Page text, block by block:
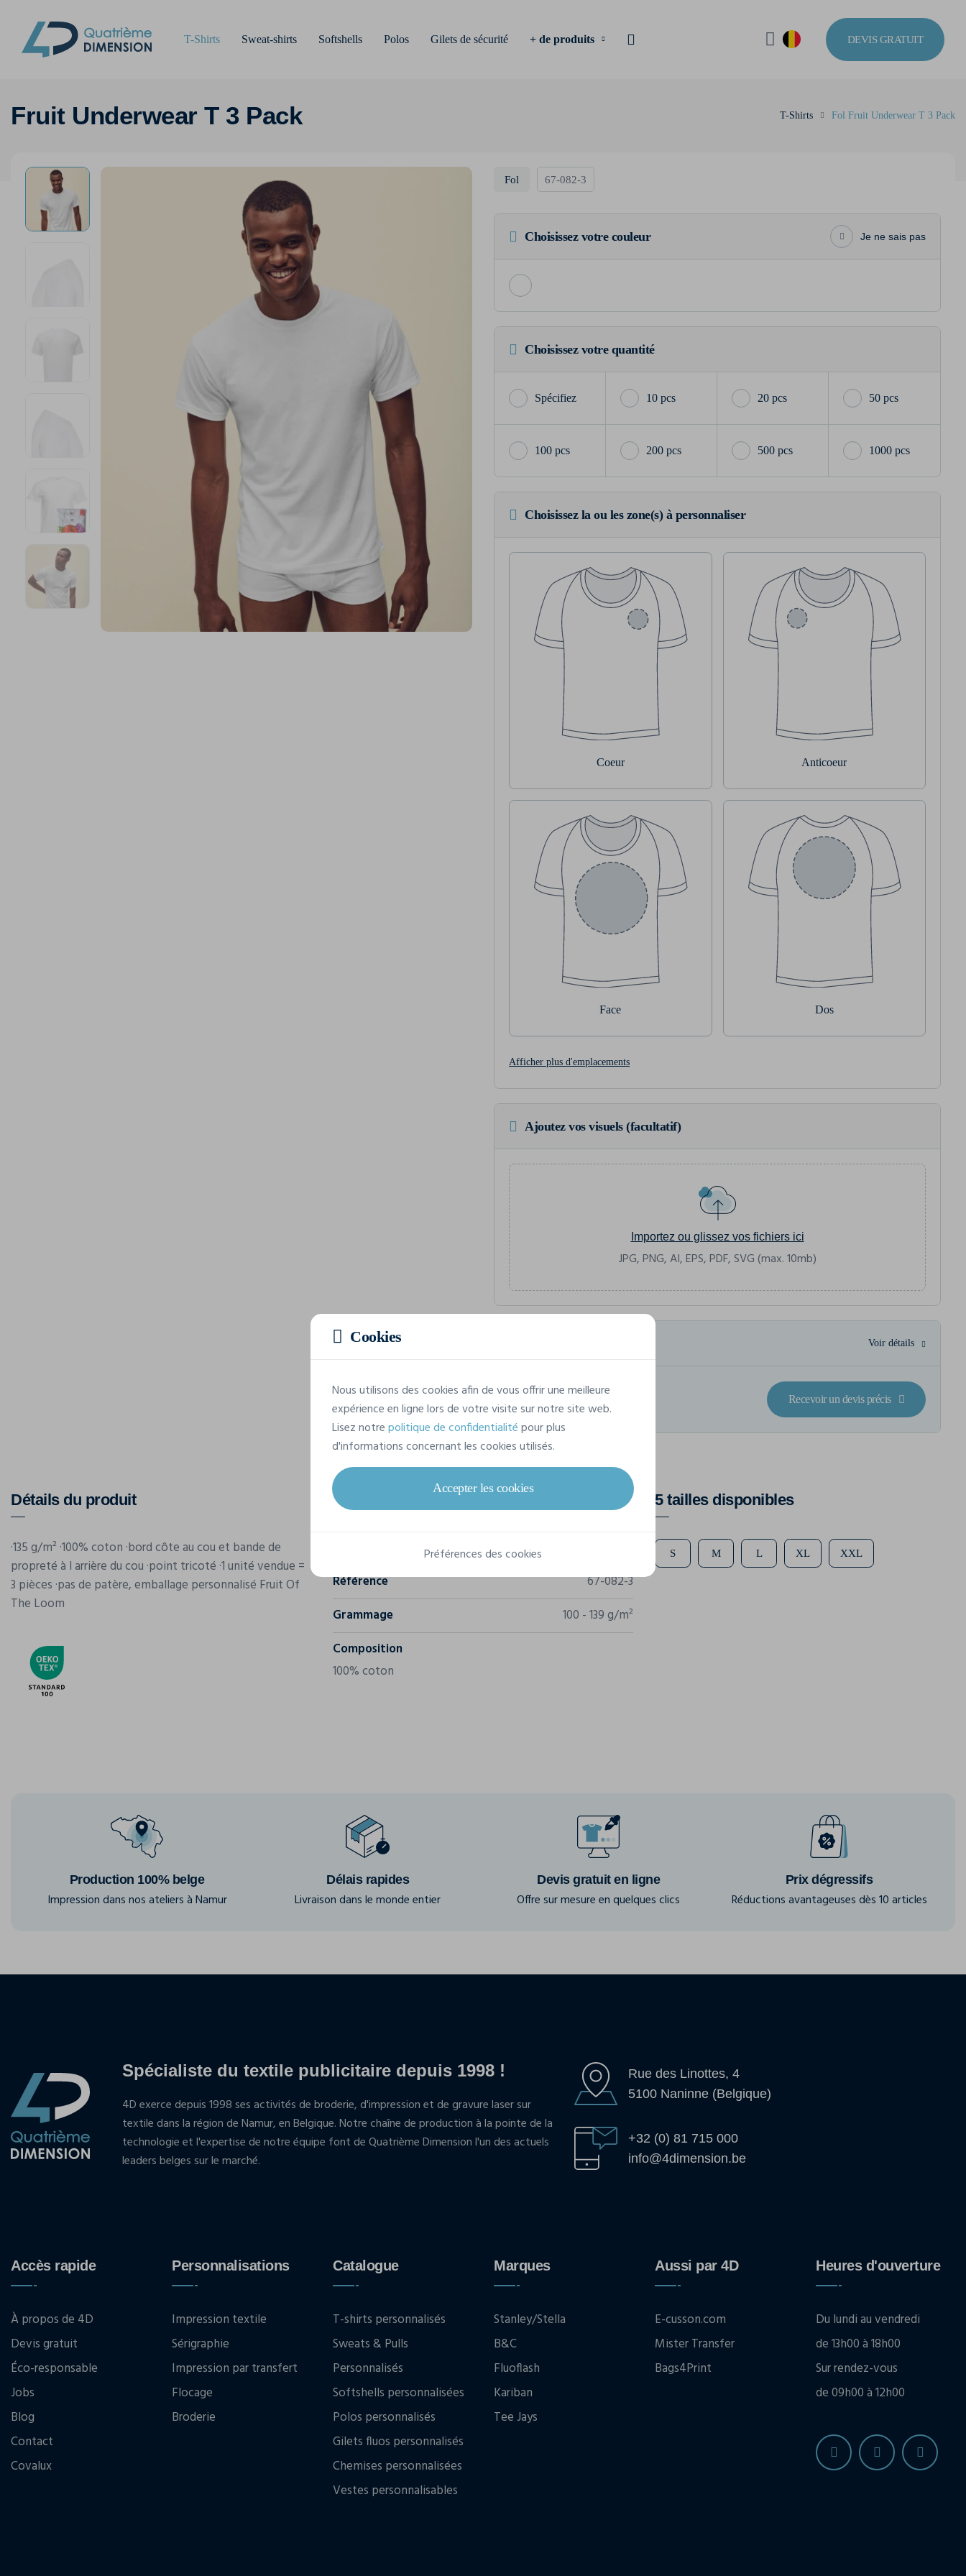
T-Shirts Sweat-shirts Softshells Polos Gilets de sécurité + de produits DEVIS GRATUIT
Fruit Underwear T 3 Pack T-Shirts Fol Fruit Underwear T 3 Pack
Fol 67-082-3
Choisissez votre couleur Je ne sais pas
Choisissez votre quantité
10 pcs 20 pcs 50 pcs
100 pcs 200 pcs 500 pcs 1000 pcs
Choisissez la ou les zone(s) à personnaliser
Coeur Anticoeur
Face Dos
Afficher plus d'emplacements
Ajoutez vos visuels (facultatif)
Importez ou glissez vos fichiers ici
JPG, PNG, AI, EPS, PDF, SVG (max. 10mb)
Voir détails
10,38 € TTC /pièce
Soit un total de 103,82 € TTC
Recevoir un devis précis
Détails du produit
·135 g/m² ·100% coton ·bord côte au cou et bande de
propreté à l arrière du cou ·point tricoté ·1 unité vendue =
3 pièces ·pas de patère, emballage personnalisé Fruit Of
The Loom
Caractéristiques
Référence
67-082-3
Grammage
100 - 139 g/m²
Composition
100% coton
5 tailles disponibles
S M L XL XXL
Production 100% belge
Impression dans nos ateliers à Namur
Délais rapides
Livraison dans le monde entier
Devis gratuit en ligne
Offre sur mesure en quelques clics
Prix dégressifs
Réductions avantageuses dès 10 articles
Spécialiste du textile publicitaire depuis 1998 !
4D exerce depuis 1998 ses activités de broderie, d'impression et de gravure laser sur
textile dans la région de Namur, en Belgique. Notre chaîne de production à la pointe de la
technologie et l'expertise de notre équipe font de Quatrième Dimension l'un des actuels
leaders belges sur le marché.
Rue des Linottes, 4
5100 Naninne (Belgique)
+32 (0) 81 715 000
info@4dimension.be
Accès rapide
À propos de 4D
Devis gratuit
Éco-responsable
Jobs
Blog
Contact
Covalux
Personnalisations
Impression textile
Sérigraphie
Impression par transfert
Flocage
Broderie
Catalogue
T-shirts personnalisés
Sweats & Pulls
Personnalisés
Softshells personnalisées
Polos personnalisés
Gilets fluos personnalisés
Chemises personnalisées
Vestes personnalisables
Marques
Stanley/Stella
B&C
Fluoflash
Kariban
Tee Jays
Aussi par 4D
E-cusson.com
Mister Transfer
Bags4Print
Heures d'ouverture
Du lundi au vendredi
de 13h00 à 18h00
Sur rendez-vous
de 09h00 à 12h00
Cookies
Nous utilisons des cookies afin de vous offrir une meilleure
expérience en ligne lors de votre visite sur notre site web.
Lisez notrepolitique de confidentialitépour plus
d'informations concernant les cookies utilisés.
Accepter les cookies
Préférences des cookies